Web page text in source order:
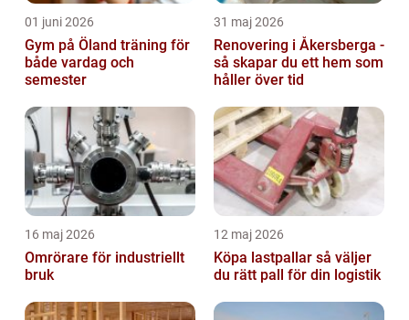
01 juni 2026
Gym på Öland träning för
både vardag och
semester
31 maj 2026
Renovering i Åkersberga -
så skapar du ett hem som
håller över tid
16 maj 2026
Omrörare för industriellt
bruk
12 maj 2026
Köpa lastpallar så väljer
du rätt pall för din logistik